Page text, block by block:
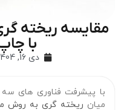
مقایسه ریخته‌
با
دی 16, 1404
با پیشرفت فناوری‌ های سه‌
میان ریخته‌ گری به روش